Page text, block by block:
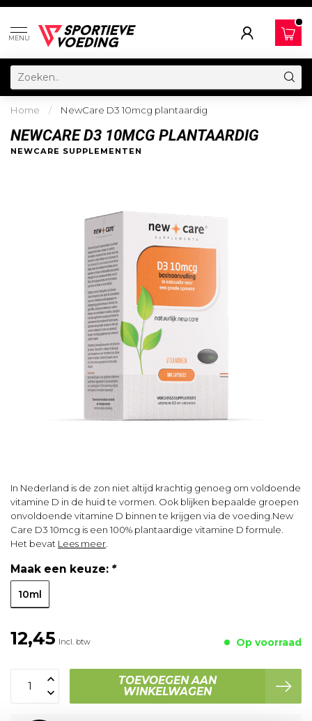
MENU
Home / NewCare D3 10mcg plantaardig
NEWCARE D3 10MCG PLANTAARDIG
NEWCARE SUPPLEMENTEN
In Nederland is de zon niet altijd krachtig genoeg om voldoende
vitamine D in de huid te vormen. Ook blijken bepaalde groepen
onvoldoende vitamine D binnen te krijgen via de voeding.New
Care D3 10mcg is een 100% plantaardige vitamine D formule.
Het bevat Lees meer
Maak een keuze: *
10ml
12,45 Incl. btw Op voorraad
TOEVOEGEN AAN
WINKELWAGEN